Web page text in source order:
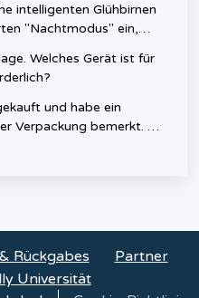
intelligenten Glühbirnen
"Nachtmodus" ein,
Welches Gerät ist für
und habe ein
Verpackung bemerkt. Es
Rückgabes
Partner
Universität